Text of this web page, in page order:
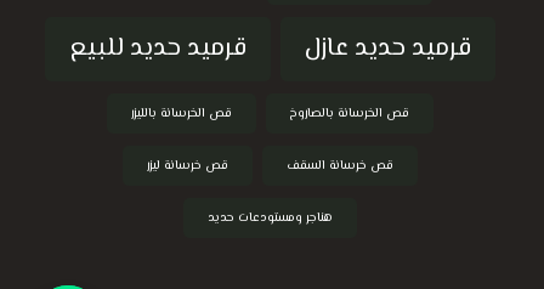
قرميد حديد عازل قرميد حديد للبيع
قص الخرسانة بالصاروخ قص الخرسانة بالليزر
قص خرسانة السقف قص خرسانة ليزر
هناجر ومستودعات حديد